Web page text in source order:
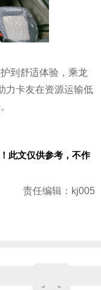
到舒适体验，乘龙
力卡友在资源运输低
此文仅供参考，不作
责任编辑：kj005